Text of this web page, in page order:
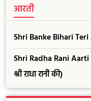
आरती
Shri Banke Bihari
Shri Radha Rani
श्री राधा रानी की)